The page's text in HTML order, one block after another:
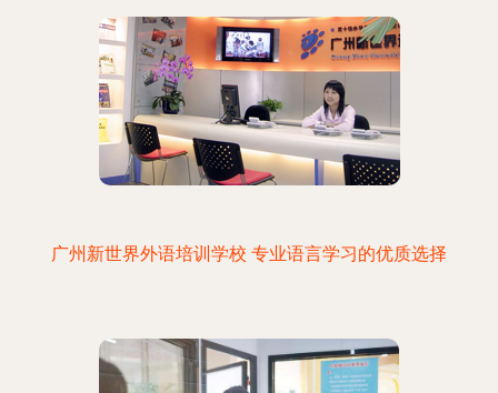
广州新世界外语培训学校 专业语言学习的优质选择